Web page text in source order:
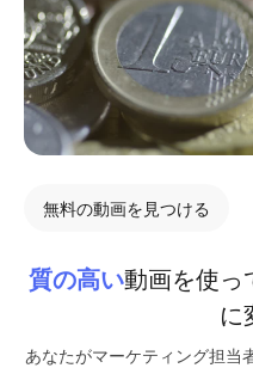
無料の動画を見つける
質の高い動画を使っ
に
あなたがマーケティング担当